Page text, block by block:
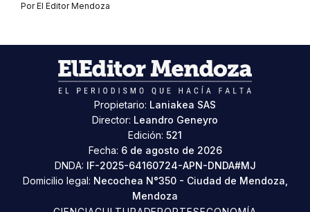
PorEl Editor Mendoza
Propietario: Laniakea SAS
Director: Leandro Geneyro
Edición: 521
Fecha: 6 de agosto de 2026
DNDA: IF-2025-64160724-APN-DNDA#MJ
Domicilio legal: Necochea N°350 - Ciudad de Mendoza,
Mendoza